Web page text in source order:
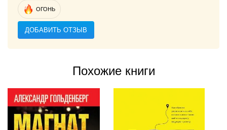
ОГОНЬ
ДОБАВИТЬ ОТЗЫВ
Похожие книги